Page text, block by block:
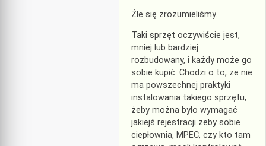
Źle się zrozumieliśmy.
Taki sprzęt oczywiście jest,
mniej lub bardziej
rozbudowany, i każdy może go
sobie kupić. Chodzi o to, że nie
ma powszechnej praktyki
instalowania takiego sprzętu,
żeby można było wymagać
jakiejś rejestracji żeby sobie
ciepłownia, MPEC, czy kto tam